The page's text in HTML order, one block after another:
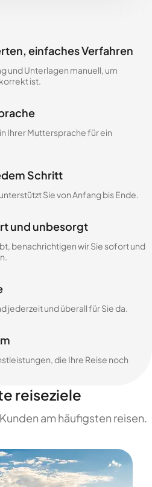
einfaches Verfahren
und Unterlagen manuell, um
ist.
Ihrer Muttersprache für ein
Schritt
Sie von Anfang bis Ende.
und unbesorgt
benachrichtigen wir Sie sofort und
jederzeit und überall für Sie da.
die Ihre Reise noch
reiseziele
am häufigsten reisen.